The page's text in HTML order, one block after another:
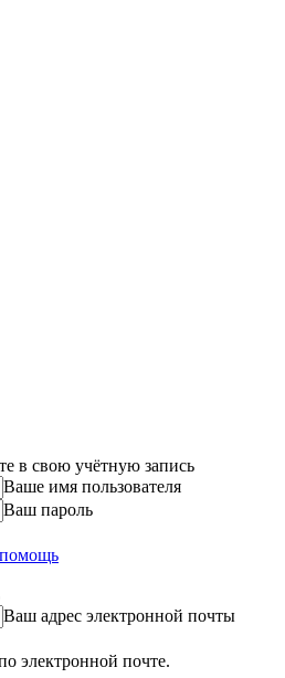
в свою учётную запись
Ваше имя пользователя
Ваш пароль
Ваш адрес электронной почты
электронной почте.